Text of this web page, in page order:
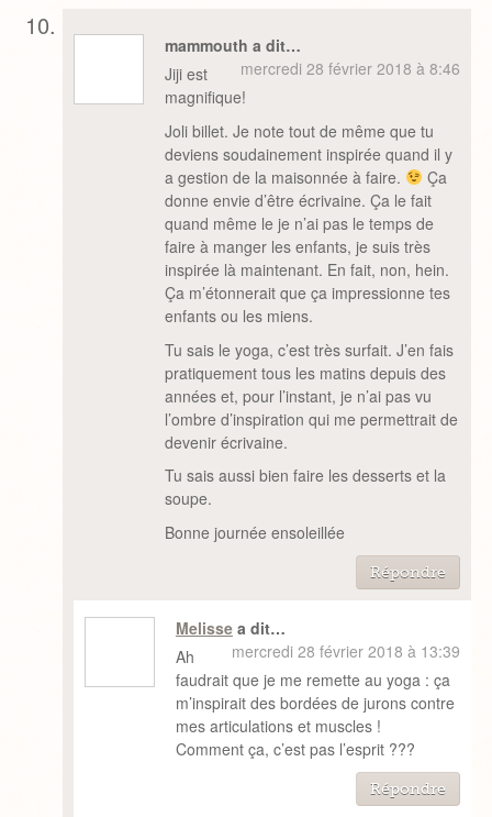
mammouth a dit…
mercredi 28 février 2018 à 8:46
Jiji est
magnifique!
Joli billet. Je note tout de même que tu
deviens soudainement inspirée quand il y
a gestion de la maisonnée à faire.
Ça
donne envie d’être écrivaine. Ça le fait
quand même le je n’ai pas le temps de
faire à manger les enfants, je suis très
inspirée là maintenant. En fait, non, hein.
Ça m’étonnerait que ça impressionne tes
enfants ou les miens.
Tu sais le yoga, c’est très surfait. J’en fais
pratiquement tous les matins depuis des
années et, pour l’instant, je n’ai pas vu
l’ombre d’inspiration qui me permettrait de
devenir écrivaine.
Tu sais aussi bien faire les desserts et la
soupe.
Bonne journée ensoleillée
Répondre
Melissea dit…
mercredi 28 février 2018 à 13:39
Ah
faudrait que je me remette au yoga : ça
m’inspirait des bordées de jurons contre
mes articulations et muscles !
Comment ça, c’est pas l’esprit ???
Répondre